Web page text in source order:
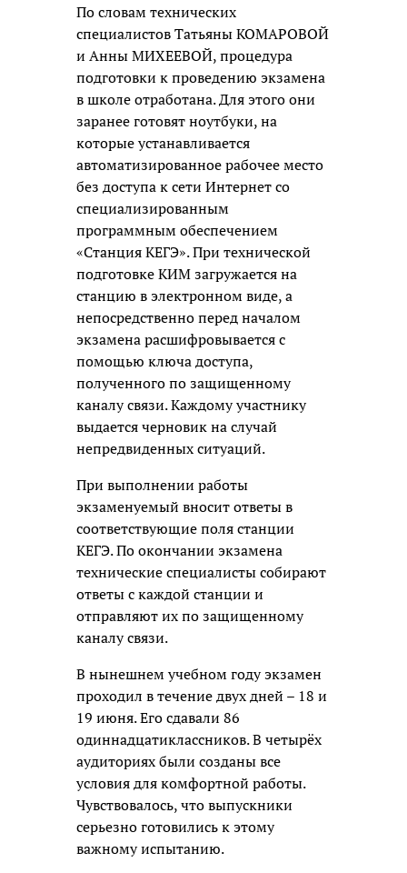
По словам технических
специалистов Татьяны КОМАРОВОЙ
и Анны МИХЕЕВОЙ, процедура
подготовки к проведению экзамена
в школе отработана. Для этого они
заранее готовят ноутбуки, на
которые устанавливается
автоматизированное рабочее место
без доступа к сети Интернет со
специализированным
программным обеспечением
«Станция КЕГЭ». При технической
подготовке КИМ загружается на
станцию в электронном виде, а
непосредственно перед началом
экзамена расшифровывается с
помощью ключа доступа,
полученного по защищенному
каналу связи. Каждому участнику
выдается черновик на случай
непредвиденных ситуаций.
При выполнении работы
экзаменуемый вносит ответы в
соответствующие поля станции
КЕГЭ. По окончании экзамена
технические специалисты собирают
ответы с каждой станции и
отправляют их по защищенному
каналу связи.
В нынешнем учебном году экзамен
проходил в течение двух дней – 18 и
19 июня. Его сдавали 86
одиннадцатиклассников. В четырёх
аудиториях были созданы все
условия для комфортной работы.
Чувствовалось, что выпускники
серьезно готовились к этому
важному испытанию.